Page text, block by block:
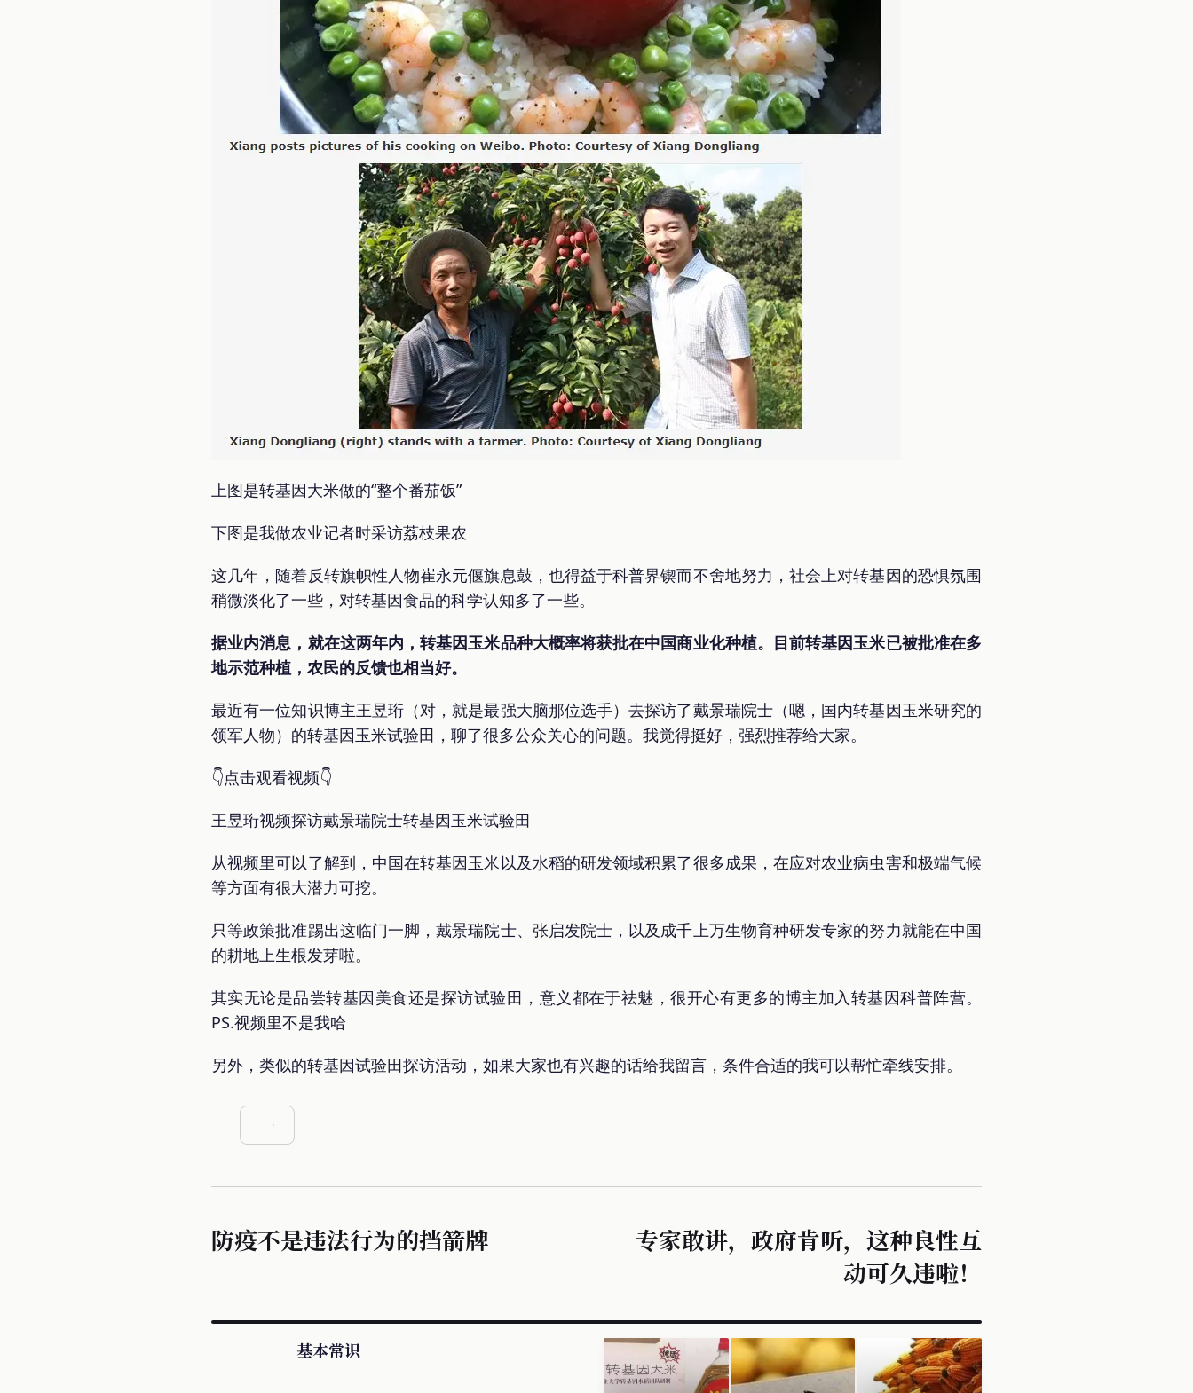
上图是转基因大米做的“整个番茄饭”
下图是我做农业记者时采访荔枝果农
这几年，随着反转旗帜性人物崔永元偃旗息鼓，也得益于科普界锲而不舍地努力，社会上对转基因的恐惧氛围
稍微淡化了一些，对转基因食品的科学认知多了一些。
据业内消息，就在这两年内，转基因玉米品种大概率将获批在中国商业化种植。目前转基因玉米已被批准在多
地示范种植，农民的反馈也相当好。
最近有一位知识博主王昱珩（对，就是最强大脑那位选手）去探访了戴景瑞院士（嗯，国内转基因玉米研究的
领军人物）的转基因玉米试验田，聊了很多公众关心的问题。我觉得挺好，强烈推荐给大家。
👇点击观看视频👇
王昱珩视频探访戴景瑞院士转基因玉米试验田
从视频里可以了解到，中国在转基因玉米以及水稻的研发领域积累了很多成果，在应对农业病虫害和极端气候
等方面有很大潜力可挖。
只等政策批准踢出这临门一脚，戴景瑞院士、张启发院士，以及成千上万生物育种研发专家的努力就能在中国
的耕地上生根发芽啦。
其实无论是品尝转基因美食还是探访试验田，意义都在于祛魅，很开心有更多的博主加入转基因科普阵营。
PS.视频里不是我哈
另外，类似的转基因试验田探访活动，如果大家也有兴趣的话给我留言，条件合适的我可以帮忙牵线安排。
防疫不是违法行为的挡箭牌
专家敢讲，政府肯听，这种良性互
动可久违啦！
基本常识